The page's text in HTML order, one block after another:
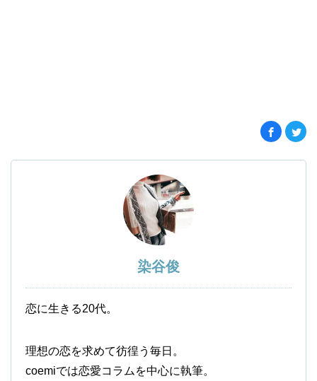
染谷俊
恋に生きる20代。
理想の恋を求めて彷徨う毎日。
coemiでは恋愛コラムを中心に執筆。